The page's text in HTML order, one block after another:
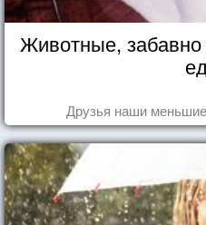
Животные,
Друзья наши